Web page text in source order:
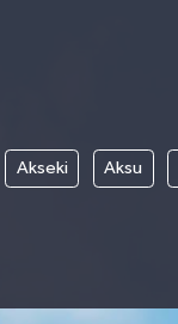
Akseki Aksu